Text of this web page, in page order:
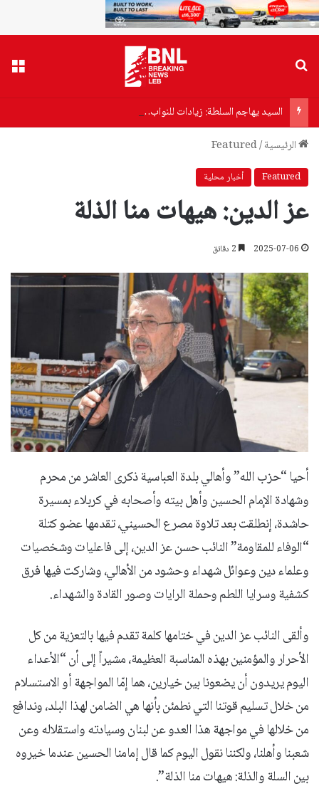
السيد يهاجم السلطة: زيادات للنواب… وفتات لموظفي الدولة
الرئيسية/
Featured
Featured أخبار محلية
عز الدين: هيهات منا الذلة
2025-07-06
أحيا “حزب الله” وأهالي بلدة العباسية ذكرى العاشر من محرم
وشهادة الإمام الحسين وأهل بيته وأصحابه في كربلاء بمسيرة
حاشدة، إنطلقت بعد تلاوة مصرع الحسيني، تقدمها عضو كتلة
“الوفاء للمقاومة” النائب حسن عز الدين، إلى فاعليات وشخصيات
وعلماء دين وعوائل شهداء وحشود من الأهالي، وشاركت فيها فرق
كشفية وسرايا اللطم وحملة الرايات وصور القادة والشهداء.
وألقى النائب عز الدين في ختامها كلمة تقدم فيها بالتعزية من كل
الأحرار والمؤمنين بهذه المناسبة العظيمة، مشيراً إلى أن “الأعداء
اليوم يريدون أن يضعونا بين خيارين، هما إمّا المواجهة أو الاستسلام
من خلال تسليم قوتنا التي نطمئن بأنها هي الضامن لهذا البلد، وندافع
من خلالها في مواجهة هذا العدو عن لبنان وسيادته واستقلاله وعن
شعبنا وأهلنا، ولكننا نقول اليوم كما قال إمامنا الحسين عندما خيروه
بين السلة والذلة: هيهات منا الذلة”.